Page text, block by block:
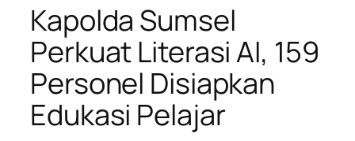
Kapolda Sumsel
Perkuat Literasi AI, 159
Personel Disiapkan
Edukasi Pelajar